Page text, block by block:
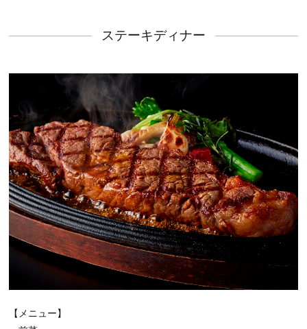
ステーキディナー
【メニュー】